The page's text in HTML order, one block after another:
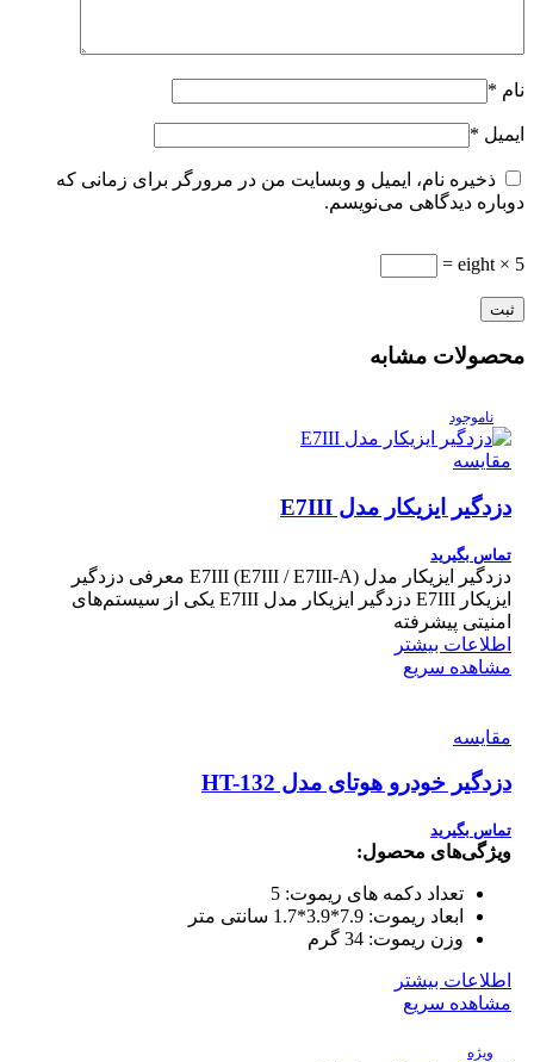
نام *
ایمیل *
ذخیره نام، ایمیل و وبسایت من در مرورگر برای زمانی که
دوباره دیدگاهی می‌نویسم.
5 × eight =
محصولات مشابه
ناموجود
مقایسه
دزدگیر ایزیکار مدل E7III
تماس بگیرید
دزدگیر ایزیکار مدل E7III (E7III / E7III-A) معرفی دزدگیر
ایزیکار E7III دزدگیر ایزیکار مدل E7III یکی از سیستم‌های
امنیتی پیشرفته
اطلاعات بیشتر
مشاهده سریع
مقایسه
دزدگیر خودرو هوتای مدل HT-132
تماس بگیرید
ویژگی‌های محصول:
تعداد دکمه های ریموت: 5
ابعاد ریموت: 7.9*3.9*1.7 سانتی متر
وزن ریموت: 34 گرم
اطلاعات بیشتر
مشاهده سریع
ویژه